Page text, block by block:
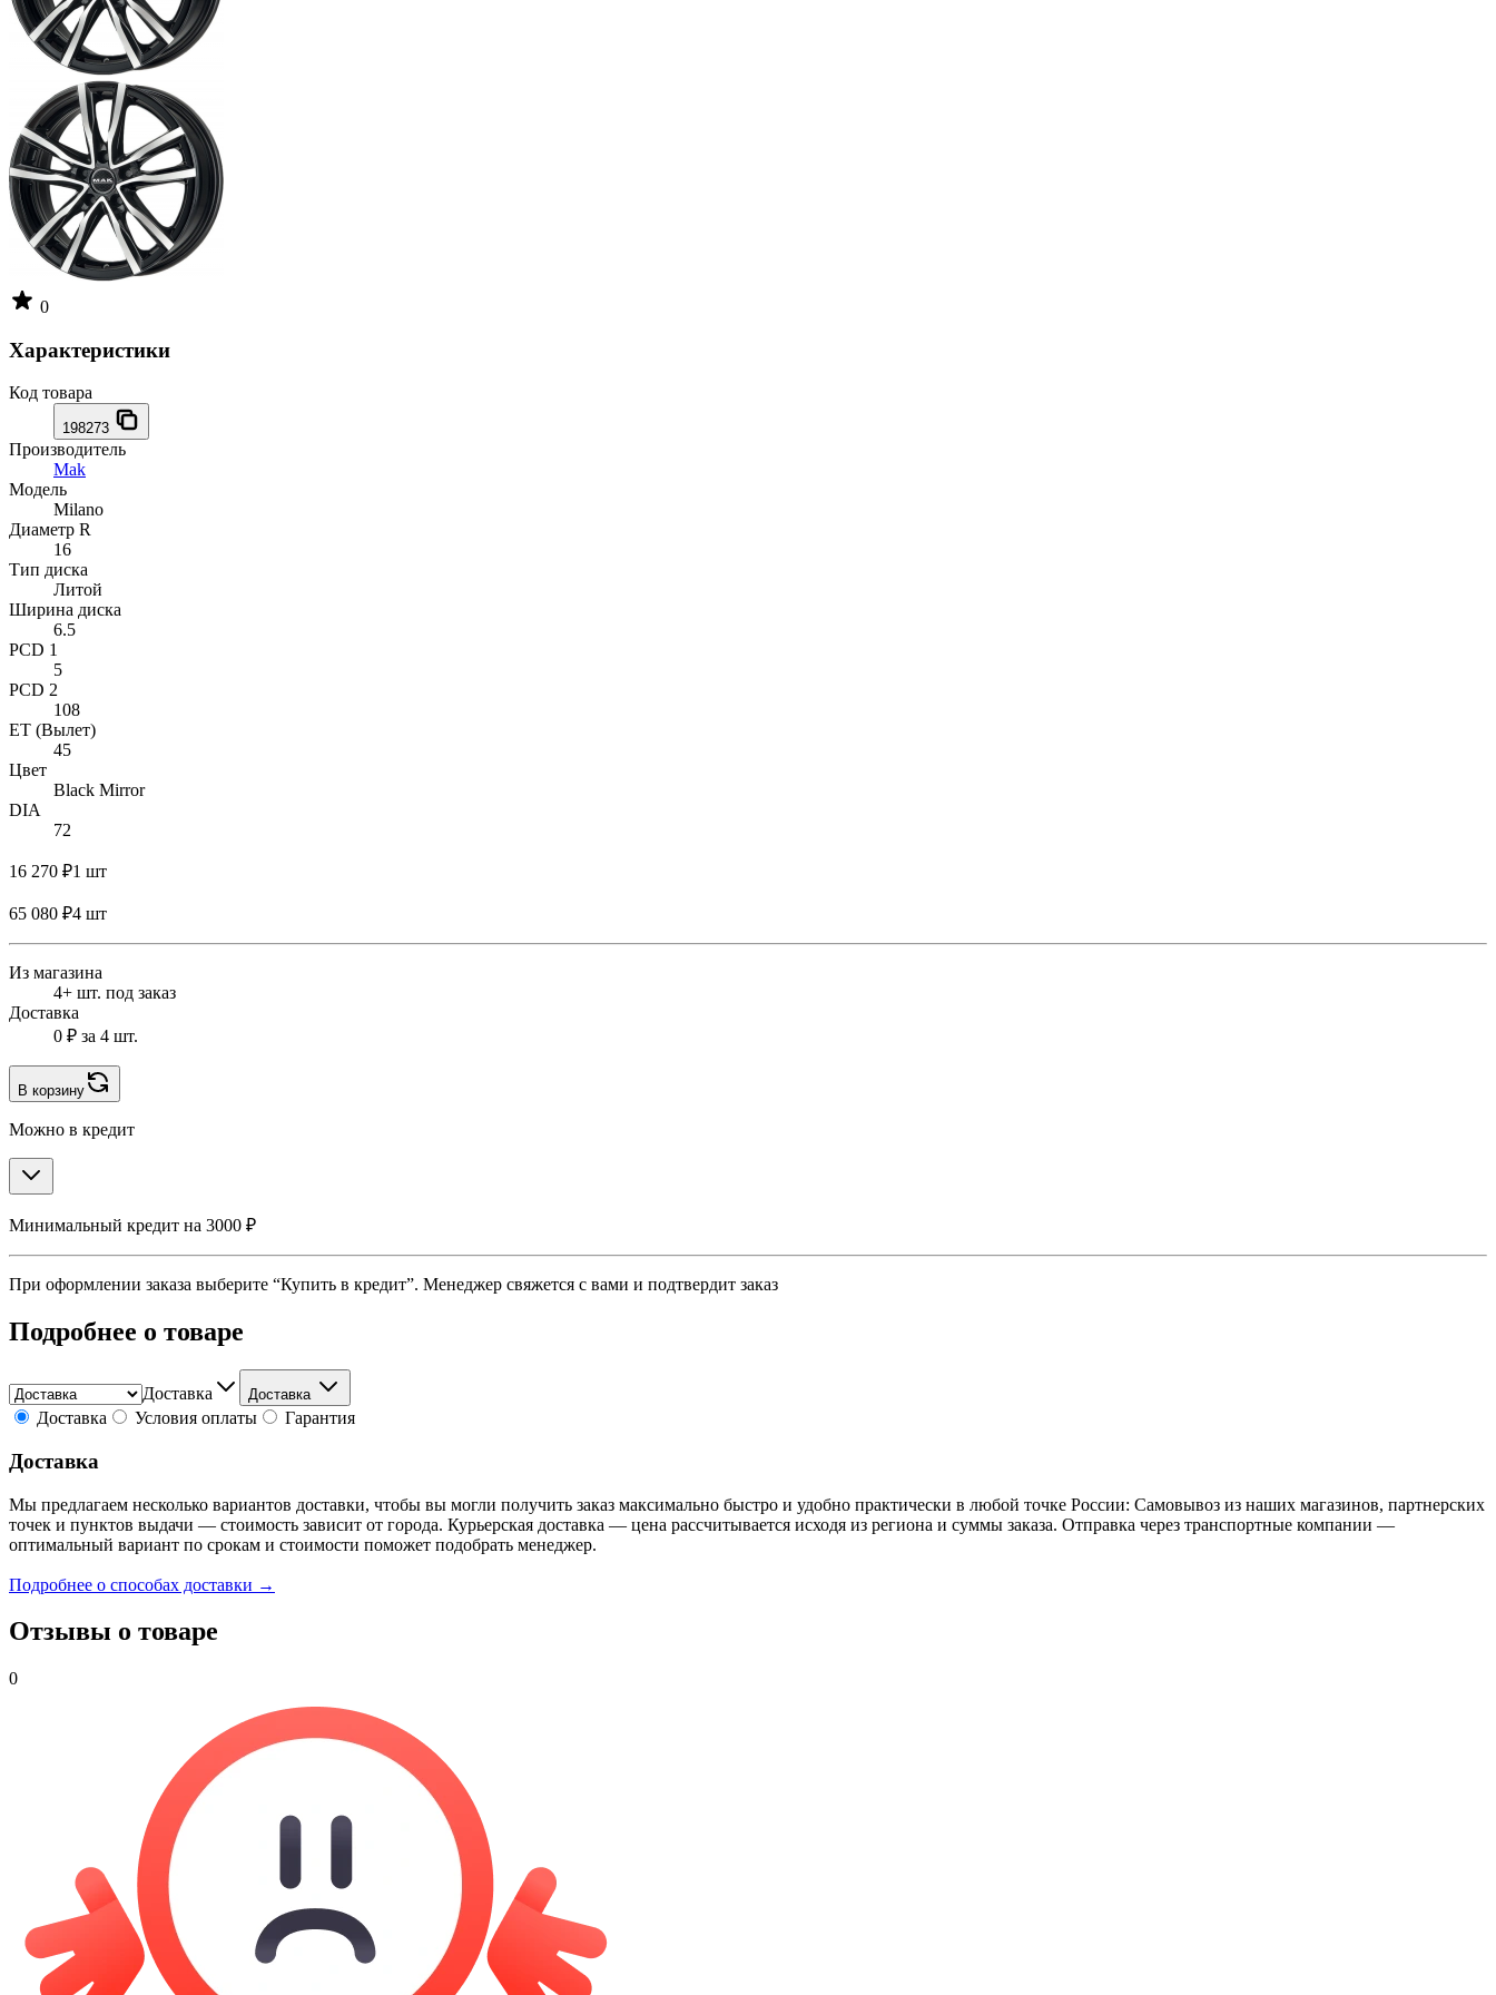
0
Характеристики
Код товара
198273
Производитель
Mak
Модель
Milano
Диаметр R
16
Тип диска
Литой
Ширина диска
6.5
PCD 1
5
PCD 2
108
ET (Вылет)
45
Цвет
Black Mirror
DIA
72
16 270 ₽1 шт
65 080 ₽4 шт
Из магазина
4+ шт. под заказ
Доставка
0 ₽ за 4 шт.
В корзину
Можно в кредит
Минимальный кредит на 3000 ₽
При оформлении заказа выберите “Купить в кредит”. Менеджер свяжется с вами и подтвердит заказ
Подробнее о товаре
Доставка Доставка
Доставка Условия оплаты Гарантия
Доставка
Мы предлагаем несколько вариантов доставки, чтобы вы могли получить заказ максимально быстро и удобно практически в любой точке России: Самовывоз из наших магазинов, партнерских
точек и пунктов выдачи — стоимость зависит от города. Курьерская доставка — цена рассчитывается исходя из региона и суммы заказа. Отправка через транспортные компании —
оптимальный вариант по срокам и стоимости поможет подобрать менеджер.
Подробнее о способах доставки →
Отзывы о товаре
0